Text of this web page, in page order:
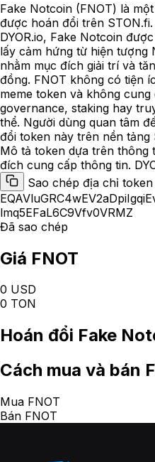
Fake Notcoin (FNOT) là
được hoán đổi trên
DYOR.io, Fake Notcoin
lấy cảm hứng từ hiện tượng
nhằm mục đích giải trí và
đồng. FNOT không có tiện
meme token và không
governance, staking hay
thể. Người dùng quan tâm
đổi token này trên nền tảng
Mô tả token dựa trên thông
đích cung cấp thông tin.
Sao chép địa chỉ token
lmq5EFaL6C9Vfv0VRMZ
Đã sao chép
Giá FNOT
0 USD
0 TON
Hoán đổi Fake
Cách mua và bán
Mua FNOT
Bán FNOT